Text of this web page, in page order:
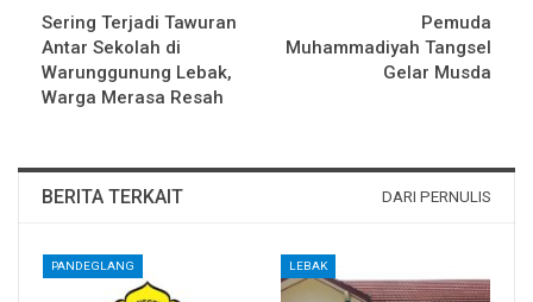
Sering Terjadi Tawuran
Antar Sekolah di
Warunggunung Lebak,
Warga Merasa Resah
Pemuda
Muhammadiyah Tangsel
Gelar Musda
BERITA TERKAIT DARI PERNULIS
PANDEGLANG LEBAK